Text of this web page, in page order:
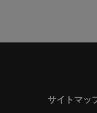
サイトマッ